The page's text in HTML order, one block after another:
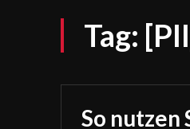
Tag:
So nutzen